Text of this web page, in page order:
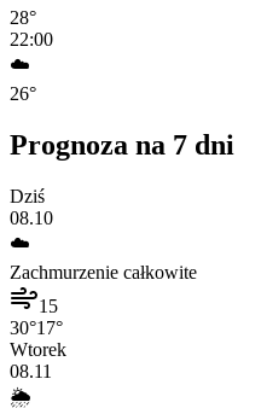
28°
22:00
☁️
26°
Prognoza na 7 dni
Dziś
08.10
☁️
Zachmurzenie całkowite
15
30°17°
Wtorek
08.11
🌦️